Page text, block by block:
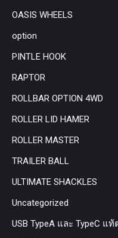
OASIS WHEELS
option
PINTLE HOOK
RAPTOR
ROLLBAR OPTION 4WD
ROLLER LID HAMER
ROLLER MASTER
TRAILER BALL
ULTIMATE SHACKLES
Uncategorized
USB TypeA และ TypeC แ